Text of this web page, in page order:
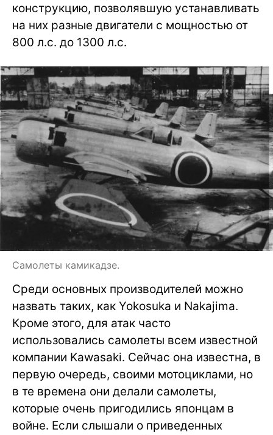
конструкцию, позволявшую устанавливать
на них разные двигатели с мощностью от
800 л.с. до 1300 л.с.
Самолеты камикадзе.
Среди основных производителей можно
назвать таких, как Yokosuka и Nakajima.
Кроме этого, для атак часто
использовались самолеты всем известной
компании Kawasaki. Сейчас она известна, в
первую очередь, своими мотоциклами, но
в те времена они делали самолеты,
которые очень пригодились японцам в
войне. Если слышали о приведенных